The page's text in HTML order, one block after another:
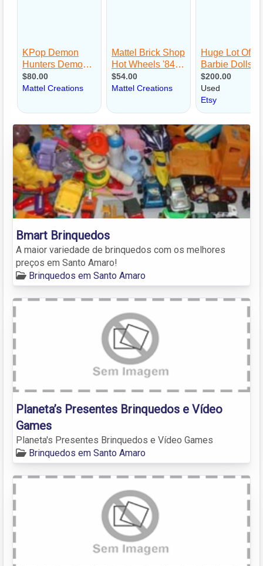
Bmart Brinquedos
A maior variedade de brinquedos com os melhores
preços em Santo Amaro!
Brinquedos em Santo Amaro
Planeta’s Presentes Brinquedos e Vídeo
Games
Planeta's Presentes Brinquedos e Vídeo Games
Brinquedos em Santo Amaro